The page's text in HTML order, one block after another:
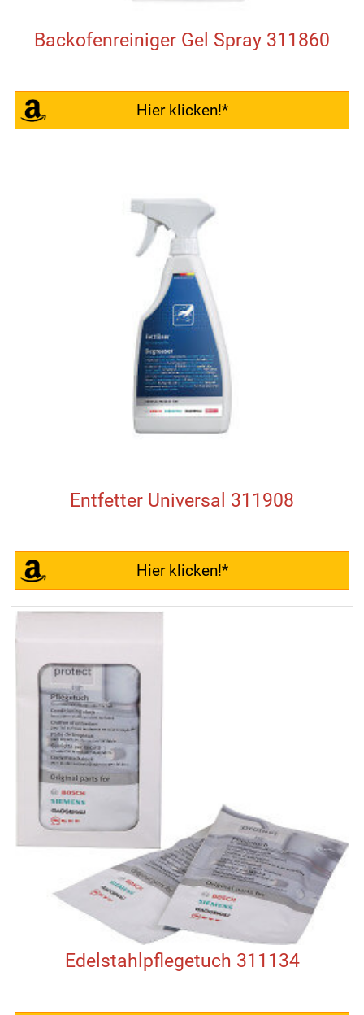
Backofenreiniger Gel Spray 311860
Hier klicken!*
Entfetter Universal 311908
Hier klicken!*
Edelstahlpflegetuch 311134